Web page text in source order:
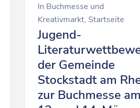
In Buchmesse und
Kreativmarkt‚ Startseite
Jugend-
der Gemeinde
Stockstadt am
zur Buchmesse